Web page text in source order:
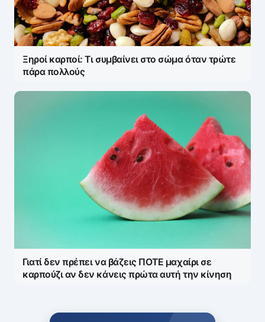
Ξηροί καρποί: Τι συμβαίνει στο σώμα όταν τρώτε
πάρα πολλούς
Γιατί δεν πρέπει να βάζεις ΠΟΤΕ μαχαίρι σε
καρπούζι αν δεν κάνεις πρώτα αυτή την κίνηση